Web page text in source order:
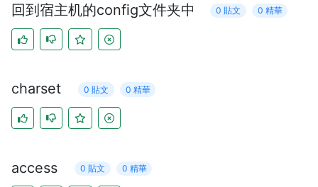
回到宿主机的config文件夹中 0 貼文 0 精華
charset 0 貼文 0 精華
access 0 貼文 0 精華